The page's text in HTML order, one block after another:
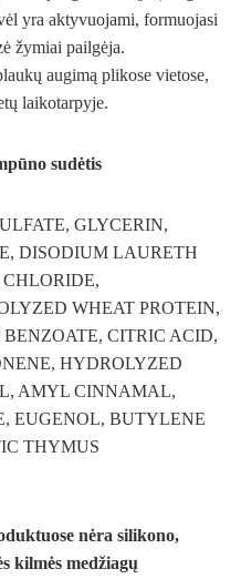
yra aktyvuojami, formuojasi
žymiai pailgėja.
augimą plikose vietose,
laikotarpyje.
sudėtis
GLYCERIN,
DISODIUM LAURETH
WHEAT PROTEIN,
CITRIC ACID,
HYDROLYZED
AMYL CINNAMAL,
EUGENOL, BUTYLENE
THYMUS
nėra silikono,
kilmės medžiagų